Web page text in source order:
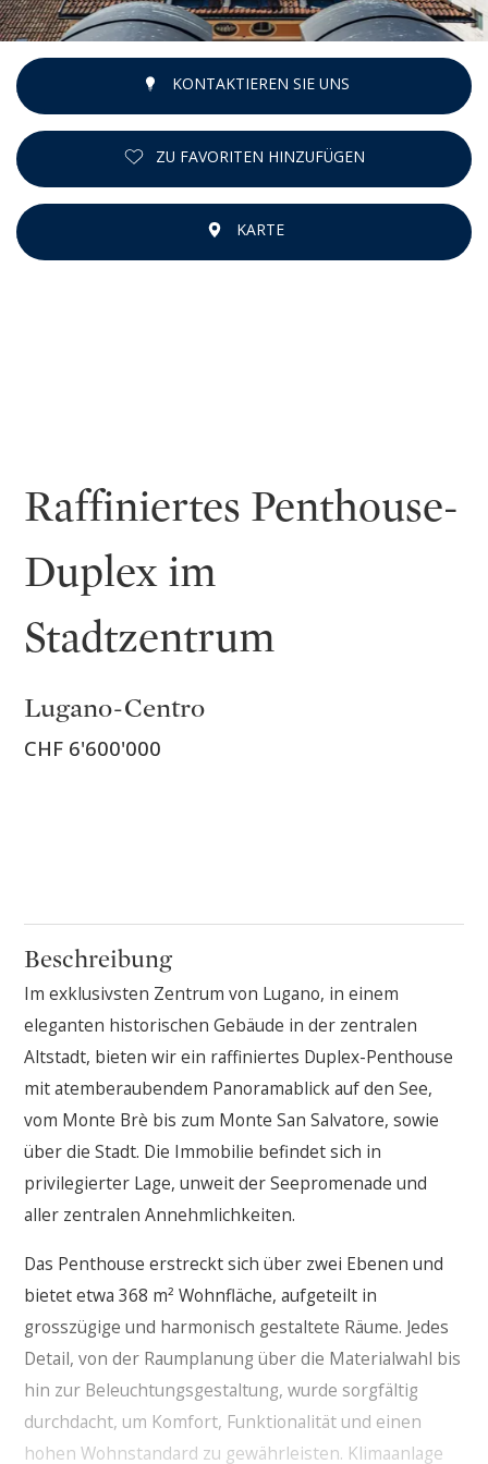
KONTAKTIEREN SIE UNS
ZU FAVORITEN HINZUFÜGEN
KARTE
Raffiniertes Penthouse-
Duplex im
Stadtzentrum
Lugano-Centro
CHF 6'600'000
Beschreibung
Im exklusivsten Zentrum von Lugano, in einem
eleganten historischen Gebäude in der zentralen
Altstadt, bieten wir ein raffiniertes Duplex-Penthouse
mit atemberaubendem Panoramablick auf den See,
vom Monte Brè bis zum Monte San Salvatore, sowie
über die Stadt. Die Immobilie befindet sich in
privilegierter Lage, unweit der Seepromenade und
aller zentralen Annehmlichkeiten.
Das Penthouse erstreckt sich über zwei Ebenen und
bietet etwa 368 m² Wohnfläche, aufgeteilt in
grosszügige und harmonisch gestaltete Räume. Jedes
Detail, von der Raumplanung über die Materialwahl bis
hin zur Beleuchtungsgestaltung, wurde sorgfältig
durchdacht, um Komfort, Funktionalität und einen
hohen Wohnstandard zu gewährleisten. Klimaanlage